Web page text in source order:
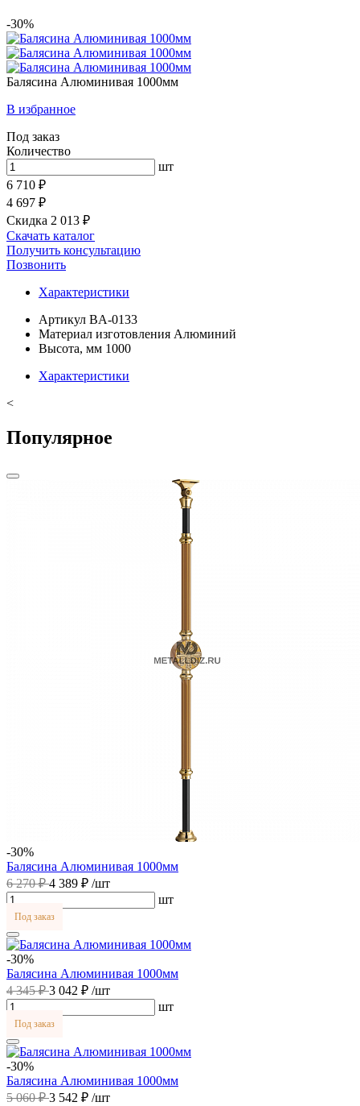
-30%
Балясина Алюминивая 1000мм
В избранное
Под заказ
Количество
шт
6 710 ₽
4 697 ₽
Скидка 2 013 ₽
Скачать каталог
Получить консультацию
Позвонить
Характеристики
Артикул BA-0133
Материал изготовления Алюминий
Высота, мм 1000
Характеристики
<
Популярное
-30%
Балясина Алюминивая 1000мм
6 270 ₽4 389 ₽ /шт
шт
Под заказ
-30%
Балясина Алюминивая 1000мм
4 345 ₽3 042 ₽ /шт
шт
Под заказ
-30%
Балясина Алюминивая 1000мм
5 060 ₽3 542 ₽ /шт